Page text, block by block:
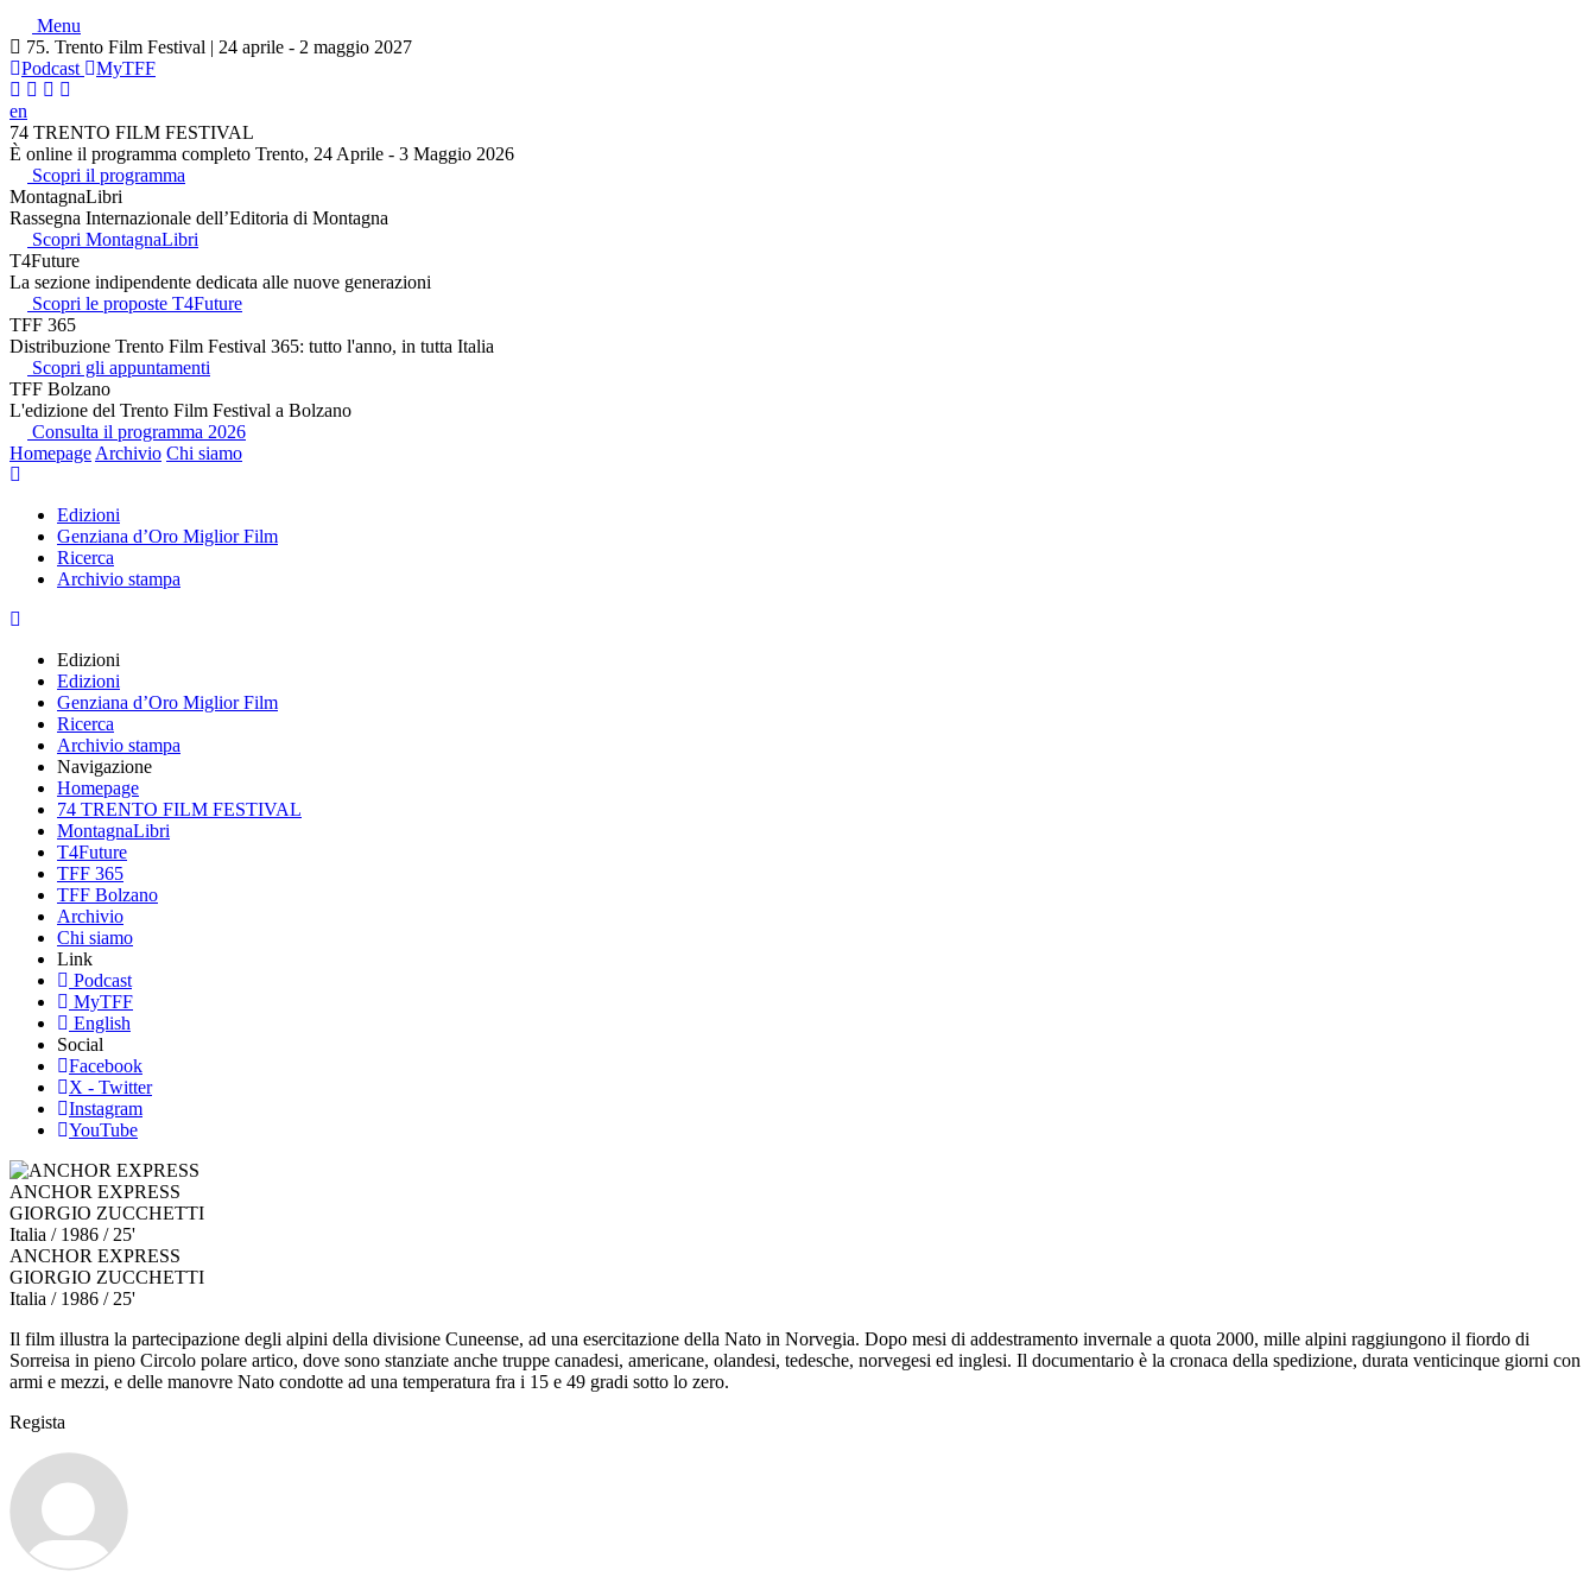
Menu
75. Trento Film Festival | 24 aprile - 2 maggio 2027
Podcast
MyTFF
en
74 TRENTO FILM FESTIVAL
È online il programma completo Trento, 24 Aprile - 3 Maggio 2026
Scopri il programma
MontagnaLibri
Rassegna Internazionale dell’Editoria di Montagna
Scopri MontagnaLibri
T4Future
La sezione indipendente dedicata alle nuove generazioni
Scopri le proposte T4Future
TFF 365
Distribuzione Trento Film Festival 365: tutto l'anno, in tutta Italia
Scopri gli appuntamenti
TFF Bolzano
L'edizione del Trento Film Festival a Bolzano
Consulta il programma 2026
Homepage Archivio Chi siamo
Edizioni
Genziana d’Oro Miglior Film
Ricerca
Archivio stampa
Edizioni
Edizioni
Genziana d’Oro Miglior Film
Ricerca
Archivio stampa
Navigazione
Homepage
74 TRENTO FILM FESTIVAL
MontagnaLibri
T4Future
TFF 365
TFF Bolzano
Archivio
Chi siamo
Link
Podcast
MyTFF
English
Social
Facebook
X - Twitter
Instagram
YouTube
ANCHOR EXPRESS
GIORGIO ZUCCHETTI
Italia / 1986 / 25'
ANCHOR EXPRESS
GIORGIO ZUCCHETTI
Italia / 1986 / 25'
Il film illustra la partecipazione degli alpini della divisione Cuneense, ad una esercitazione della Nato in Norvegia. Dopo mesi di addestramento invernale a quota 2000, mille alpini raggiungono il fiordo di
Sorreisa in pieno Circolo polare artico, dove sono stanziate anche truppe canadesi, americane, olandesi, tedesche, norvegesi ed inglesi. Il documentario è la cronaca della spedizione, durata venticinque giorni con
armi e mezzi, e delle manovre Nato condotte ad una temperatura fra i 15 e 49 gradi sotto lo zero.
Regista